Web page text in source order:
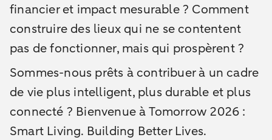
financier et impact mesurable ? Comment
construire des lieux qui ne se contentent
pas de fonctionner, mais qui prospèrent ?
Sommes-nous prêts à contribuer à un cadre
de vie plus intelligent, plus durable et plus
connecté ? Bienvenue à Tomorrow 2026 :
Smart Living. Building Better Lives.